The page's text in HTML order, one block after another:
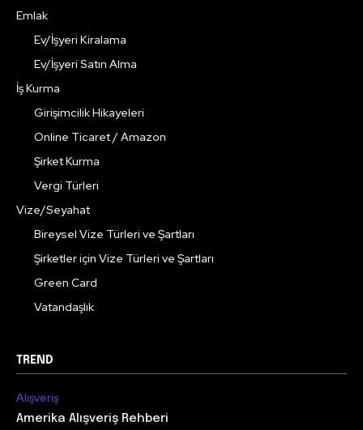
Emlak
Ev/İşyeri Kiralama
Ev/İşyeri Satın Alma
İş Kurma
Girişimcilik Hikayeleri
Online Ticaret / Amazon
Şirket Kurma
Vergi Türleri
Vize/Seyahat
Bireysel Vize Türleri ve Şartları
Şirketler için Vize Türleri ve Şartları
Green Card
Vatandaşlık
TREND
Alışveriş
Amerika Alışveriş Rehberi